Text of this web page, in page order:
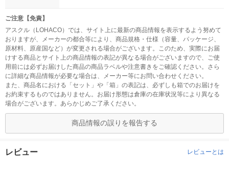
ご注意【免責】
アスクル（LOHACO）では、サイト上に最新の商品情報を表示するよう努めて
おりますが、メーカーの都合等により、商品規格・仕様（容量、パッケージ、
原材料、原産国など）が変更される場合がございます。このため、実際にお届
けする商品とサイト上の商品情報の表記が異なる場合がございますので、ご使
用前には必ずお届けした商品の商品ラベルや注意書きをご確認ください。さら
に詳細な商品情報が必要な場合は、メーカー等にお問い合わせください。
また、商品名における「セット」や「箱」の表記は、必ずしも箱でのお届けを
お約束するものではありません。お届け形態は倉庫の在庫状況等により異なる
場合がございます。あらかじめご了承ください。
商品情報の誤りを報告する
レビュー レビューとは